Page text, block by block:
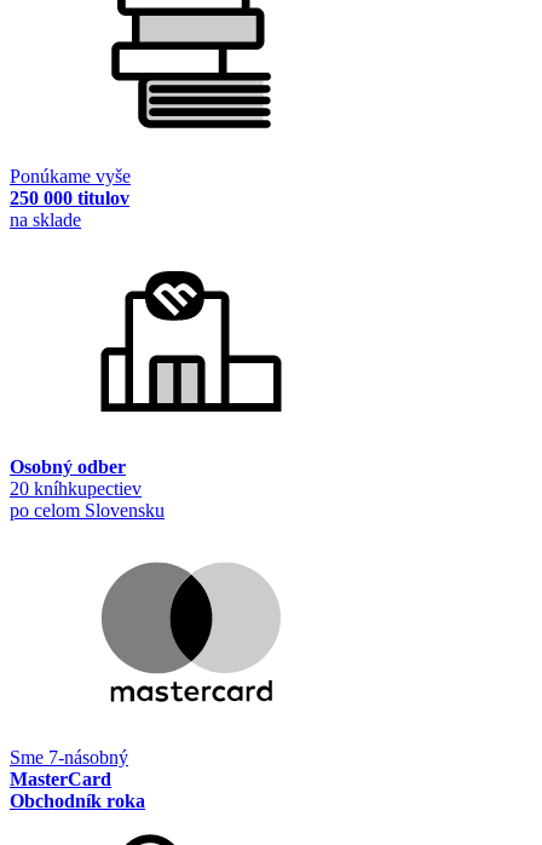
Ponúkame vyše
250 000 titulov
na sklade
Osobný odber
20 kníhkupectiev
po celom Slovensku
Sme 7-násobný
MasterCard
Obchodník roka